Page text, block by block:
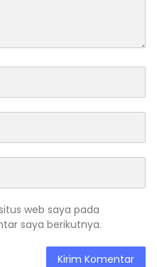
web saya pada
saya berikutnya.